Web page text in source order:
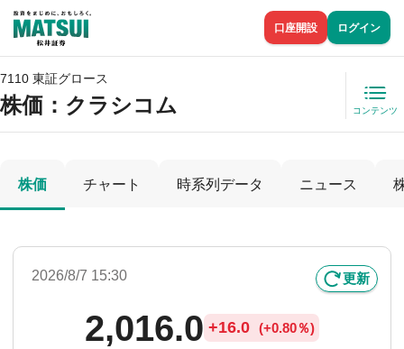
口座開設 ログイン
7110 東証グロース
株価 ：クラシコム コンテンツ
株価 チャート 時系列データ ニュース
2026/8/7 15:30 更新
2,016.0 +16.0 (+0.80％)